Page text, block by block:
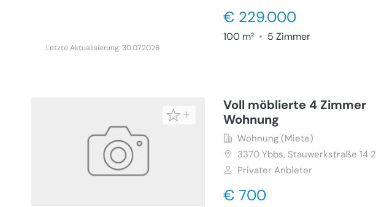
€ 229.000
100 m² • 5 Zimmer
Letzte Aktualisierung: 30.07.2026
Voll möblierte 4 Zimmer
Wohnung
Wohnung (Miete)
3370 Ybbs, Stauwerkstraße 14 2
Privater Anbieter
€ 700